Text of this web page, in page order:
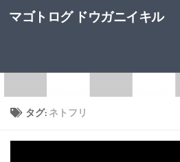
マゴトログ ドウガニイキル
タグ: ネトフリ